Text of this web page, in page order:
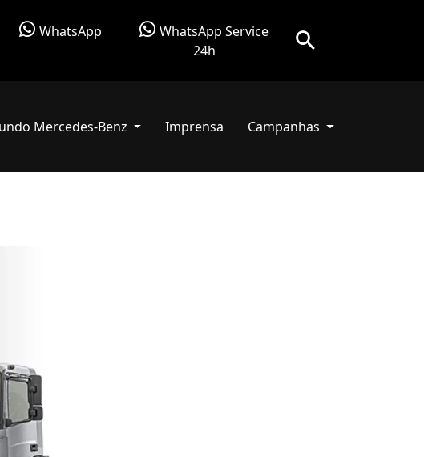
WhatsApp
WhatsApp Service
24h
Mercedes-Benz Imprensa Campanhas